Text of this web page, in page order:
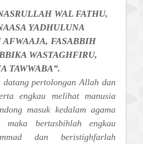
WAL FATHU,
YADHULUNA
FASABBIH
WASTAGHFIRU,
TAWWABA”.
datang pertolongan Allah dan
engkau melihat manusia
masuk kedalam agama
bertasbihlah engkau
dan beristighfarlah